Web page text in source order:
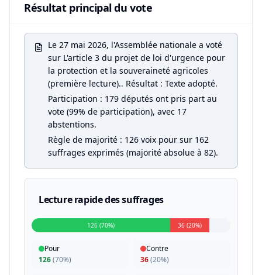
Résultat principal du vote
Le 27 mai 2026, l'Assemblée nationale a voté
sur L'article 3 du projet de loi d'urgence pour
la protection et la souveraineté agricoles
(première lecture).. Résultat : Texte adopté.
Participation : 179 députés ont pris part au
vote (99% de participation), avec 17
abstentions.
Règle de majorité : 126 voix pour sur 162
suffrages exprimés (majorité absolue à 82).
Lecture rapide des suffrages
126 (70%) 36 (20%)
Pour
126(70%)
Contre
36(20%)